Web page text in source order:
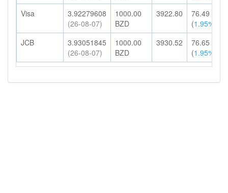
Visa
3.92279608
(26-08-07)
1000.00
BZD
3922.80
76.49
(1.95%
JCB
3.93051845
(26-08-07)
1000.00
BZD
3930.52
76.65
(1.95%